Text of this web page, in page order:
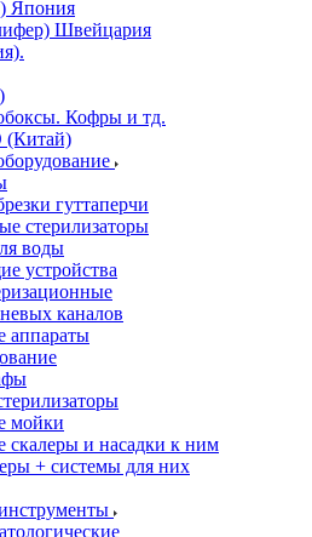
Швейцария
Кофры и тд.
(Китай)
гуттаперчи
стерилизаторы
воды
устройства
каналов
аппараты
мойки
скалеры и насадки к ним
+ системы для них